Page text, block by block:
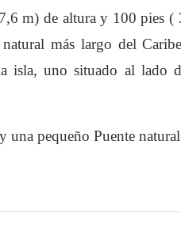
m) de altura y 100 pies (
más largo del
isla, uno situado al lado
una pequeño Puente